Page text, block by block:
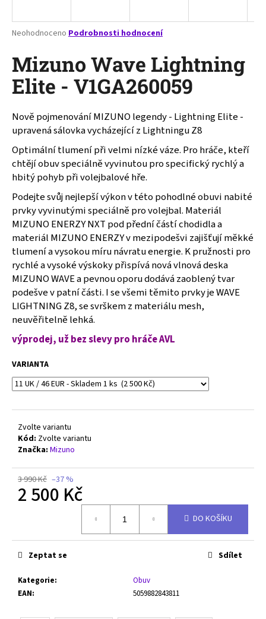
Průměrné
produktu
je
0,0
z
hvězdiček.
Neohodnoceno Podrobnosti hodnocení
Mizuno Wave Lightning
Elite - V1GA260059
Nově pojmenování MIZUNO legendy - Lightning Elite -
upravená sálovka vycházející z Lightningu Z8
Optimální tlumení při velmi nízké váze. Pro hráče, kteří
chtějí obuv speciálně vyvinutou pro specifický rychlý a
hbitý pohyb při volejbalové hře.
Podejte svůj nejlepší výkon v této pohodlné obuvi nabité
prvky vyvinutými speciálně pro volejbal. Materiál
MIZUNO ENERZY NXT pod přední částí chodidla a
materiál MIZUNO ENERZY v mezipodešvi zajišťují měkké
tlumení a vysokou míru návratu energie. K pružnosti pro
rychlé a vysoké výskoky přispívá nová vlnová deska
MIZUNO WAVE a pevnou oporu dodává zaoblený tvar
podešve v patní části. I se všemi těmito prvky je WAVE
LIGHTNING Z8, se svrškem z materiálu mesh,
neuvěřitelně lehká.
výprodej, už bez slevy pro hráče AVL
VARIANTA
Zvolte variantu
Kód: Zvolte variantu
Značka: Mizuno
3 990 Kč –37 %
2 500 Kč
DO KOŠÍKU
Kategorie:
Obuv
EAN: 5059882843811
Zeptat se Sdílet
j
t
?
HLEDAT
D
o
p
o
r
u
č
u
j
e
m
e
MIZUNO
WAVE
LIGHTNING
-
500
Kč
890
Kč